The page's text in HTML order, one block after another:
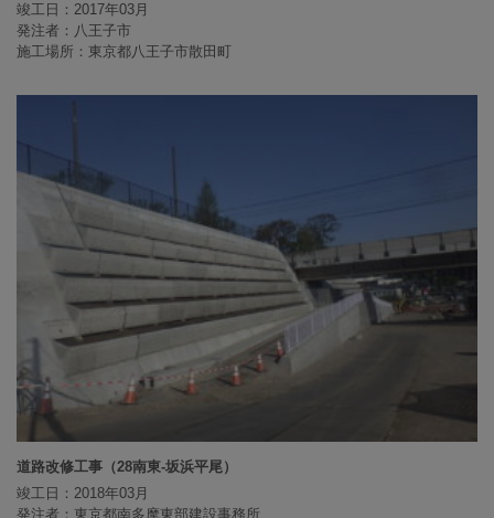
竣工日：2017年03月
発注者：八王子市
施工場所：東京都八王子市散田町
道路改修工事（28南東-坂浜平尾）
竣工日：2018年03月
発注者：東京都南多摩東部建設事務所